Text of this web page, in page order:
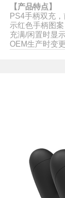
【产品特点】
PS4手柄双充
示红色手柄图案
充满/闲置时显
OEM生产时变更